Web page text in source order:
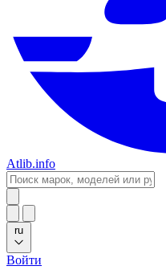
Atlib.info
ru
Войти